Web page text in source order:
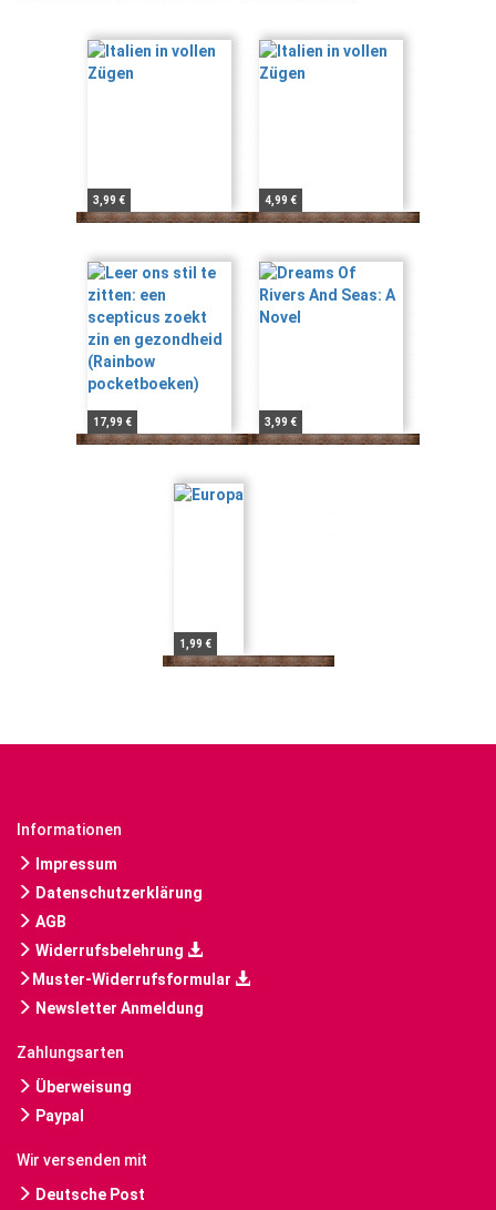
3,99 € 4,99 €
17,99 € 3,99 €
1,99 €
Informationen
Impressum
Datenschutzerklärung
AGB
Widerrufsbelehrung
Muster-Widerrufsformular
Newsletter Anmeldung
Zahlungsarten
Überweisung
Paypal
Wir versenden mit
Deutsche Post